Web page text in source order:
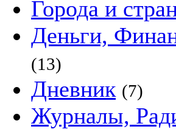
Города и
Деньги,
(13)
Дневник (7)
Журналы,